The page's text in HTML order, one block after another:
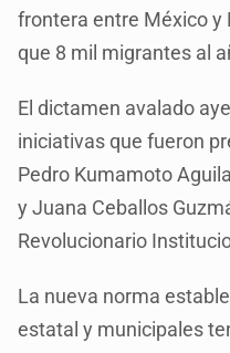
frontera entre México y
que 8 mil migrantes al
El dictamen avalado
iniciativas que fueron
Pedro Kumamoto
y Juana Ceballos
Revolucionario
La nueva norma
estatal y municipales